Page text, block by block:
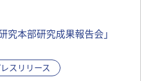
究本部研究成果報告会」
スリリース